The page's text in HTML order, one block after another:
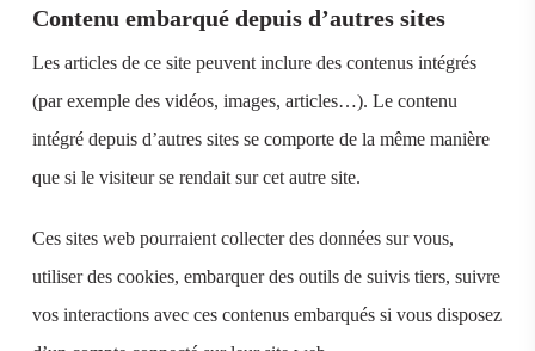
Contenu embarqué depuis d’autres sites
Les articles de ce site peuvent inclure des contenus intégrés
(par exemple des vidéos, images, articles…). Le contenu
intégré depuis d’autres sites se comporte de la même manière
que si le visiteur se rendait sur cet autre site.
Ces sites web pourraient collecter des données sur vous,
utiliser des cookies, embarquer des outils de suivis tiers, suivre
vos interactions avec ces contenus embarqués si vous disposez